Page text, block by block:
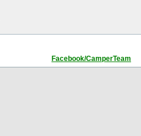
Facebook/CamperTeam